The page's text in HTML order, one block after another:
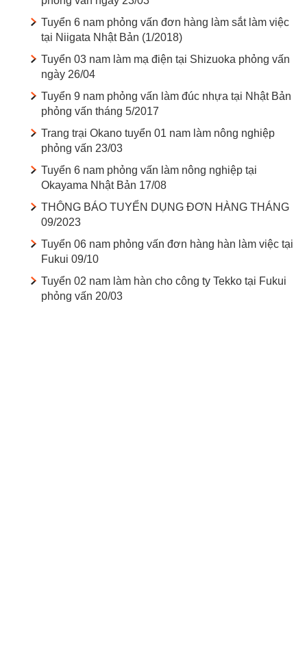
Tuyển 6 nam phỏng vấn đơn hàng làm sắt làm việc
tại Niigata Nhật Bản (1/2018)
Tuyển 03 nam làm mạ điện tại Shizuoka phỏng vấn
ngày 26/04
Tuyển 9 nam phỏng vấn làm đúc nhựa tại Nhật Bản
phỏng vấn tháng 5/2017
Trang trại Okano tuyển 01 nam làm nông nghiệp
phỏng vấn 23/03
Tuyển 6 nam phỏng vấn làm nông nghiệp tại
Okayama Nhật Bản 17/08
THÔNG BÁO TUYỂN DỤNG ĐƠN HÀNG THÁNG
09/2023
Tuyển 06 nam phỏng vấn đơn hàng hàn làm việc tại
Fukui 09/10
Tuyển 02 nam làm hàn cho công ty Tekko tại Fukui
phỏng vấn 20/03